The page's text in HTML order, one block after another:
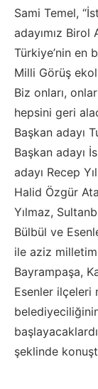
Sami Temel,
adayımız Birol
Türkiye’nin en
Milli Görüş
Biz onları,
hepsini geri
Başkan adayı
Başkan adayı
adayı Recep
Halid Özgür
Yılmaz,
Bülbül ve
ile aziz
Bayrampaşa,
Esenler ilçeleri
şeklinde